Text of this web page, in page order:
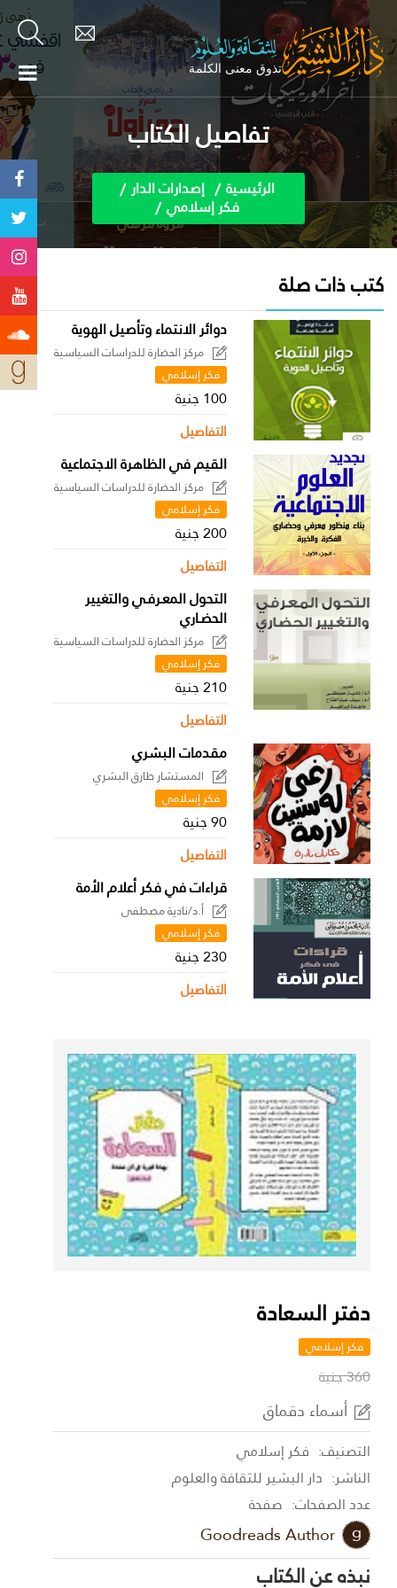
تفاصيل الكتاب
الرئيسية إصدارات الدار
فكر إسلامي
كتب ذات صلة
دوائر الانتماء وتأصيل الهوية
مركز الحضارة للدراسات السياسية
فكر إسلامي
100 جنية
التفاصيل
القيم في الظاهرة الاجتماعية
مركز الحضارة للدراسات السياسية
فكر إسلامي
200 جنية
التفاصيل
التحول المعـرفـي والتغيير
الحضـاري
مركز الحضارة للدراسات السياسية
فكر إسلامي
210 جنية
التفاصيل
مقدمات البشري
المستشار طارق البشري
فكر إسلامي
90 جنية
التفاصيل
قراءات في فكر أعلام الأمة
أ.د/نادية مصطفى
فكر إسلامي
230 جنية
التفاصيل
دفتر السعادة
فكر إسلامي
360 جنية
أسماء دقماق
التصنيف: فكر إسلامي
الناشر: دار البشير للثقافة والعلوم
عدد الصفحات: صفحة
Goodreads Author
نبذه عن الكتاب